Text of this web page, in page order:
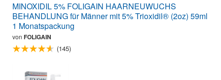
MINOXIDIL 5% FOLIGAIN HAARNEUWUCHS
BEHANDLUNG für Männer mit 5% Trioxidil® (2oz) 59ml
1 Monatspackung
von FOLIGAIN
(145)